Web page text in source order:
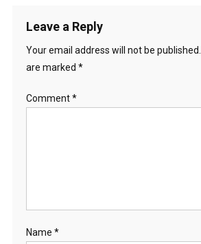
Leave a Reply
Your email address will not be published.
are marked *
Comment*
Name *